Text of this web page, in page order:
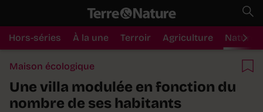
Hors-séries À la une Terroir Agriculture Nature
Maison écologique
Une villa modulée en fonction du
nombre de ses habitants